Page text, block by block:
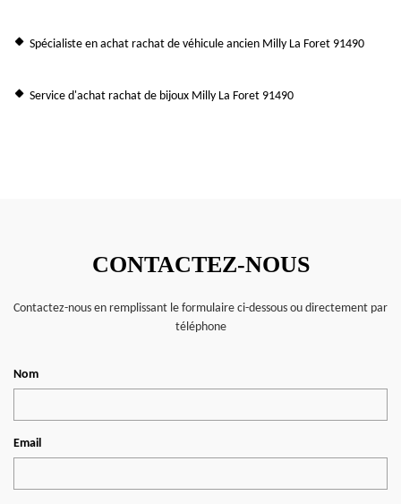
Spécialiste en achat rachat de véhicule ancien Milly La Foret 91490
Service d'achat rachat de bijoux Milly La Foret 91490
CONTACTEZ-NOUS
Contactez-nous en remplissant le formulaire ci-dessous ou directement par
téléphone
Nom
Email